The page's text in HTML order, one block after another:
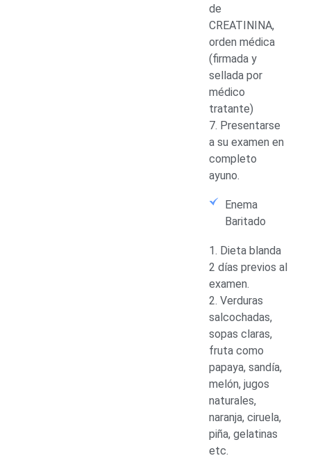
de
CREATININA,
orden médica
(firmada y
sellada por
médico
tratante)
7. Presentarse
a su examen en
completo
ayuno.
Enema
Baritado
1. Dieta blanda
2 días previos al
examen.
2. Verduras
salcochadas,
sopas claras,
fruta como
papaya, sandía,
melón, jugos
naturales,
naranja, ciruela,
piña, gelatinas
etc.